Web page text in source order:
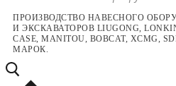
Перейти
содержимому
Меню
Закрыть
ПРОИЗВОДСТВО НАВЕСНОГО
И ЭКСКАВАТОРОВ LIUGONG,
CASE, MANITOU, BOBCAT, XCMG,
МАРОК.